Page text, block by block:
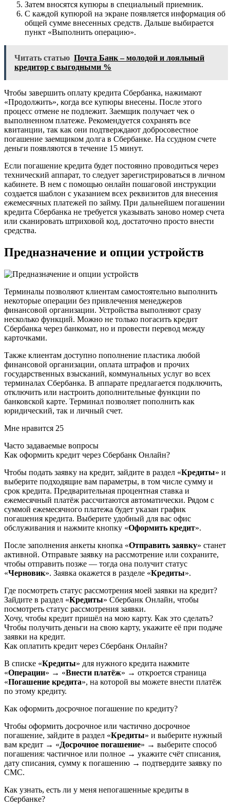
Затем вносятся купюры в специальный приемник.
С каждой купюрой на экране появляется информация об
общей сумме внесенных средств. Дальше выбирается
пункт «Выполнить операцию».
Читать статью Почта Банк – молодой и лояльный
кредитор с выгодными %
Чтобы завершить оплату кредита Сбербанка, нажимают
«Продолжить», когда все купюры внесены. После этого
процесс отмене не подлежит. Заемщик получает чек о
выполненном платеже. Рекомендуется сохранять все
квитанции, так как они подтверждают добросовестное
погашение заемщиком долга в Сбербанке. На ссудном счете
деньги появляются в течение 15 минут.
Если погашение кредита будет постоянно проводиться через
технический аппарат, то следует зарегистрироваться в личном
кабинете. В нем с помощью онлайн пошаговой инструкции
создается шаблон с указанием всех реквизитов для внесения
ежемесячных платежей по займу. При дальнейшем погашении
кредита Сбербанка не требуется указывать заново номер счета
или сканировать штриховой код, достаточно просто внести
средства.
Предназначение и опции устройств
Терминалы позволяют клиентам самостоятельно выполнить
некоторые операции без привлечения менеджеров
финансовой организации. Устройства выполняют сразу
несколько функций. Можно не только погасить кредит
Сбербанка через банкомат, но и провести перевод между
карточками.
Также клиентам доступно пополнение пластика любой
финансовой организации, оплата штрафов и прочих
государственных взысканий, коммунальных услуг во всех
терминалах Сбербанка. В аппарате предлагается подключить,
отключить или настроить дополнительные функции по
банковской карте. Терминал позволяет пополнить как
юридический, так и личный счет.
Мне нравится 25
Часто задаваемые вопросы
Как оформить кредит через Сбербанк Онлайн?
Чтобы подать заявку на кредит, зайдите в раздел «Кредиты» и
выберите подходящие вам параметры, в том числе сумму и
срок кредита. Предварительная процентная ставка и
ежемесячный платёж рассчитаются автоматически. Рядом с
суммой ежемесячного платежа будет указан график
погашения кредита. Выберите удобный для вас офис
обслуживания и нажмите кнопку «Оформить кредит».
После заполнения анкеты кнопка «Отправить заявку» станет
активной. Отправьте заявку на рассмотрение или сохраните,
чтобы отправить позже — тогда она получит статус
«Черновик». Заявка окажется в разделе «Кредиты».
Где посмотреть статус рассмотрения моей заявки на кредит?
Зайдите в раздел «Кредиты» Сбербанк Онлайн, чтобы
посмотреть статус рассмотрения заявки.
Хочу, чтобы кредит пришёл на мою карту. Как это сделать?
Чтобы получить деньги на свою карту, укажите её при подаче
заявки на кредит.
Как оплатить кредит через Сбербанк Онлайн?
В списке «Кредиты» для нужного кредита нажмите
«Операции» → «Внести платёж» → откроется страница
«Погашение кредита», на которой вы можете внести платёж
по этому кредиту.
Как оформить досрочное погашение по кредиту?
Чтобы оформить досрочное или частично досрочное
погашение, зайдите в раздел «Кредиты» и выберите нужный
вам кредит → «Досрочное погашение» → выберите способ
погашения: частичное или полное → укажите счёт списания,
дату списания, сумму к погашению → подтвердите заявку по
СМС.
Как узнать, есть ли у меня непогашенные кредиты в
Сбербанке?